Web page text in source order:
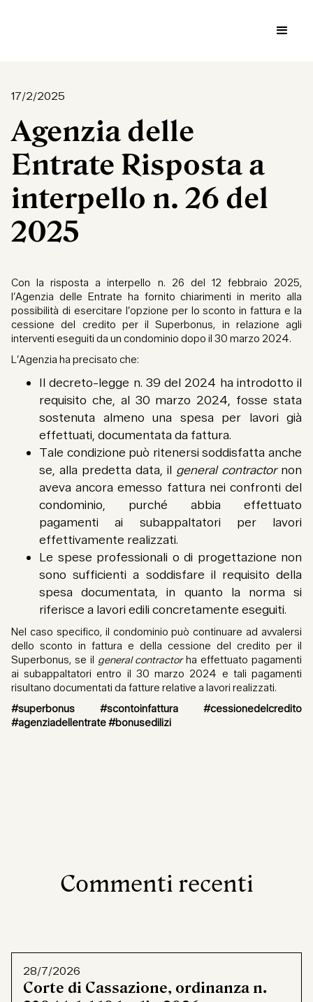
17/2/2025
Agenzia delle
Entrate Risposta a
interpello n. 26 del
2025
Con la risposta a interpello n. 26 del 12 febbraio 2025,
l’Agenzia delle Entrate ha fornito chiarimenti in merito alla
possibilità di esercitare l’opzione per lo sconto in fattura e la
cessione del credito per il Superbonus, in relazione agli
interventi eseguiti da un condominio dopo il 30 marzo 2024.
L’Agenzia ha precisato che:
Il decreto-legge n. 39 del 2024 ha introdotto il
requisito che, al 30 marzo 2024, fosse stata
sostenuta almeno una spesa per lavori già
effettuati, documentata da fattura.
Tale condizione può ritenersi soddisfatta anche
se, alla predetta data, il general contractornon
aveva ancora emesso fattura nei confronti del
condominio, purché abbia effettuato
pagamenti ai subappaltatori per lavori
effettivamente realizzati.
Le spese professionali o di progettazione non
sono sufficienti a soddisfare il requisito della
spesa documentata, in quanto la norma si
riferisce a lavori edili concretamente eseguiti.
Nel caso specifico, il condominio può continuare ad avvalersi
dello sconto in fattura e della cessione del credito per il
Superbonus, se il general contractorha effettuato pagamenti
ai subappaltatori entro il 30 marzo 2024 e tali pagamenti
risultano documentati da fatture relative a lavori realizzati.
#superbonus #scontoinfattura #cessionedelcredito
#agenziadellentrate #bonusedilizi
Commenti recenti
28/7/2026
Corte di Cassazione, ordinanza n.